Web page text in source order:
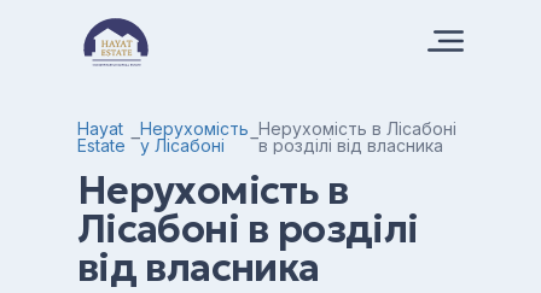
Hayat
Estate
Нерухомість
у Лісабоні
Нерухомість в Лісабоні
в розділі від власника
Нерухомість в
Лісабоні в розділі
від власника